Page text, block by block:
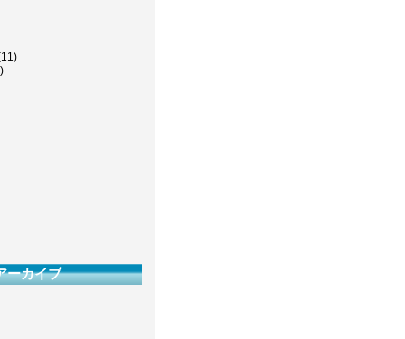
ーカイブ